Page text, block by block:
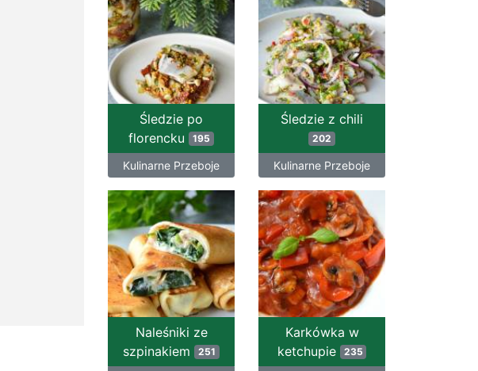
Śledzie po
florencku 195
Kulinarne Przeboje
Śledzie z chili
202
Kulinarne Przeboje
Naleśniki ze
szpinakiem 251
Karkówka w
ketchupie
235